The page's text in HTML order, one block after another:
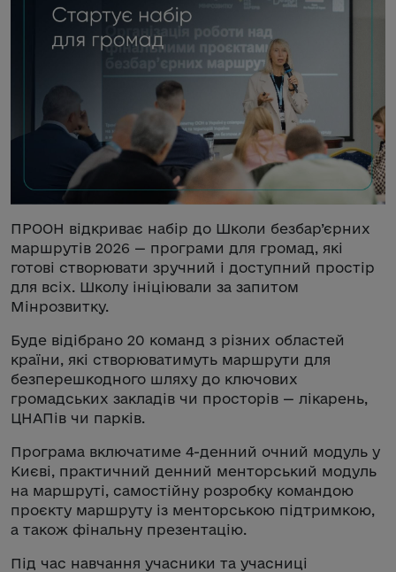
ПРООН відкриває набір до Школи безбар’єрних
маршрутів 2026 — програми для громад, які
готові створювати зручний і доступний простір
для всіх. Школу ініціювали за запитом
Мінрозвитку.
Буде відібрано 20 команд з різних областей
країни, які створюватимуть маршрути для
безперешкодного шляху до ключових
громадських закладів чи просторів — лікарень,
ЦНАПів чи парків.
Програма включатиме 4-денний очний модуль у
Києві, практичний денний менторський модуль
на маршруті, самостійну розробку командою
проєкту маршруту із менторською підтримкою,
а також фінальну презентацію.
Під час навчання учасники та учасниці